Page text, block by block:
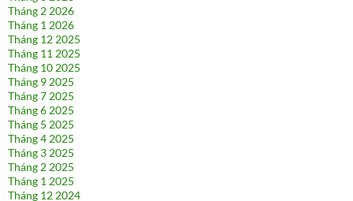
Tháng 2 2026
Tháng 1 2026
Tháng 12 2025
Tháng 11 2025
Tháng 10 2025
Tháng 9 2025
Tháng 7 2025
Tháng 6 2025
Tháng 5 2025
Tháng 4 2025
Tháng 3 2025
Tháng 2 2025
Tháng 1 2025
Tháng 12 2024